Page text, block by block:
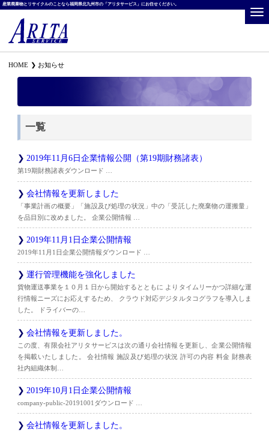
産業廃棄物とリサイクルのことなら福岡県北九州市の「アリタサービス」にお任せください。
HOME お知らせ
一覧
2019年11月6日企業情報公開（第19期財務諸表）
第19期財務諸表ダウンロード …
会社情報を更新しました
「事業計画の概要」「施設及び処理の状況」中の「受託した廃棄物の運搬量」
を品目別に改めました。 企業公開情報 …
2019年11月1日企業公開情報
2019年11月1日企業公開情報ダウンロード …
運行管理機能を強化しました
貨物運送事業を１０月１日から開始するとともに よりタイムリーかつ詳細な運
行情報ニーズにお応えするため、 クラウド対応デジタルタコグラフを導入しま
した。 ドライバーの…
会社情報を更新しました。
この度、有限会社アリタサービスは次の通り会社情報を更新し、企業公開情報
を掲載いたしました。 会社情報 施設及び処理の状況 許可の内容 料金 財務表
社内組織体制…
2019年10月1日企業公開情報
company-public-20191001ダウンロード …
会社情報を更新しました。